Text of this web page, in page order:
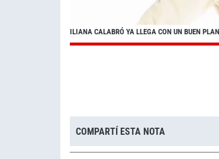
ILIANA CALABRÓ YA LLEGA CON UN BUEN
COMPARTÍ ESTA NOTA